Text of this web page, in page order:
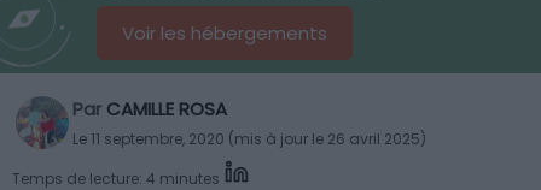
Voir les hébergements
Par CAMILLE ROSA
Le 11 septembre, 2020 (mis à jour le 26 avril 2025)
Temps de lecture: 4 minutes